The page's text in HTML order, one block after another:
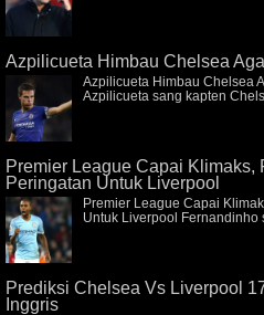
Azpilicueta Himbau Chelsea
Azpilicueta Himbau Chelsea
Azpilicueta sang kapten
Premier League Capai Klimaks,
Peringatan Untuk Liverpool
Premier League Capai
Untuk Liverpool Fernandinho
Prediksi Chelsea Vs Liverpool
Inggris